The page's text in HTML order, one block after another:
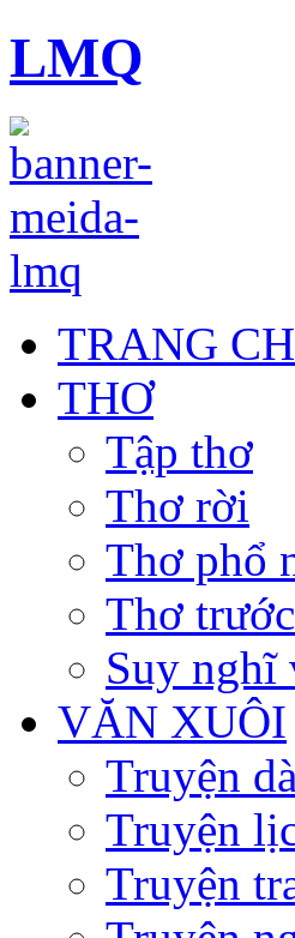
LMQ
TRANG
THƠ
Tập thơ
Thơ rời
Thơ phổ
Thơ
Suy nghĩ
VĂN XUÔI
Truyện
Truyện
Truyện